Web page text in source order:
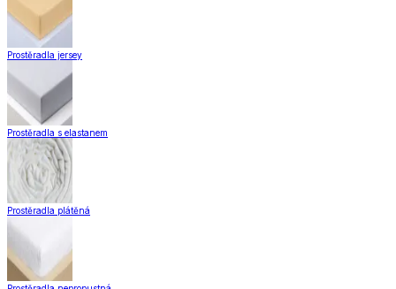
Prostěradla jersey
Prostěradla s elastanem
Prostěradla plátěná